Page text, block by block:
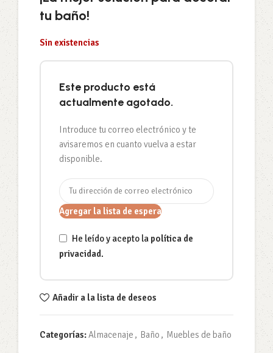
tu baño!
Sin existencias
Este producto está
actualmente agotado.
Introduce tu correo electrónico y te
avisaremos en cuanto vuelva a estar
disponible.
Agregar la lista de espera
He leído y acepto la política de
privacidad.
Añadir a la lista de deseos
Categorías:Almacenaje , Baño , Muebles de baño